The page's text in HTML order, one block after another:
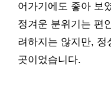
어가기에도 좋아 보
정겨운 분위기는 편
려하지는 않지만, 정
곳이었습니다.